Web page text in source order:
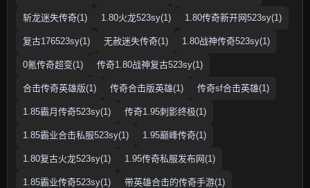
斩龙迷失传奇(1) 1.80火龙523sy(1) 1.80传奇新开网523sy(1)
复古176523sy(1) 无赦迷失传奇(1) 1.80战神传奇523sy(1)
0氪传奇超变(1) 传奇1.80战神复古523sy(1)
合击传奇英雄版(1) 传奇合击版英雄(1) 传奇sf合击英雄(1)
1.85霸月传奇523sy(1) 传奇1.95刺影终极(1)
1.85霸业合击私服523sy(1) 1.95巅峰传奇(1)
1.80复古火龙523sy(1) 1.95传奇私服发布网(1)
1.85霸业传奇523sy(1) 带英雄合击的传奇手游(1)